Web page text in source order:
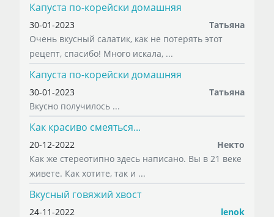
Капуста по-корейски домашняя
30-01-2023
Татьяна
Очень вкусный салатик, как не потерять этот
рецепт, спасибо! Много искала, ...
Капуста по-корейски домашняя
30-01-2023
Татьяна
Вкусно получилось ...
Как красиво смеяться...
20-12-2022
Некто
Как же стереотипно здесь написано. Вы в 21 веке
живете. Как хотите, так и ...
Вкусный говяжий хвост
24-11-2022
lenok